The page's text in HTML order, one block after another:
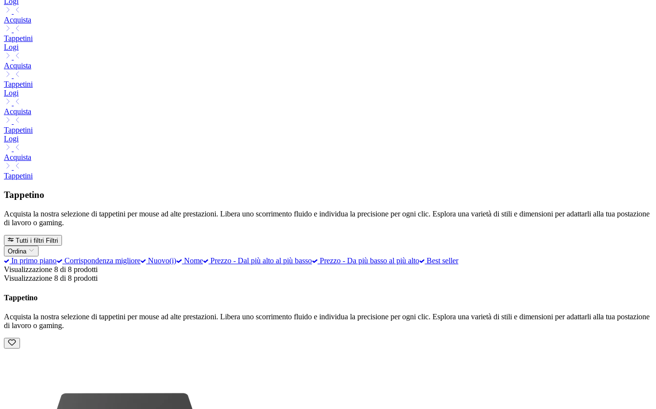
Acquista
Tappetini
Logi
Acquista
Tappetini
Logi
Acquista
Tappetini
Logi
Acquista
Tappetini
Tappetino
Acquista la nostra selezione di tappetini per mouse ad alte prestazioni. Libera uno scorrimento fluido e individua la precisione per ogni clic. Esplora una varietà di stili e dimensioni per adattarli alla tua postazione
di lavoro o gaming.
Tutti i filtri Filtri
Ordina
In primo piano Corrispondenza migliore Nuovo(i) Nome Prezzo - Dal più alto al più basso Prezzo - Da più basso al più alto
Best seller
Visualizzazione 8 di 8 prodotti
Visualizzazione 8 di 8 prodotti
Tappetino
Acquista la nostra selezione di tappetini per mouse ad alte prestazioni. Libera uno scorrimento fluido e individua la precisione per ogni clic. Esplora una varietà di stili e dimensioni per adattarli alla tua postazione
di lavoro o gaming.